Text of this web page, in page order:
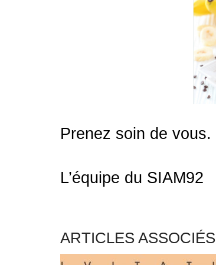
Prenez soin de vous.
L’équipe du SIAM92
ARTICLES ASSOCIÉS